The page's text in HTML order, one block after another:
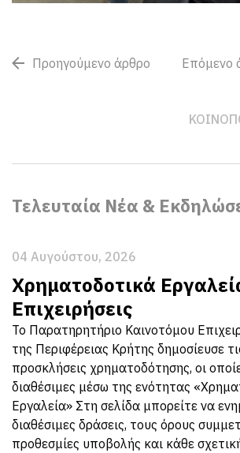
Προηγούμενο άρθρο Επόμενο
Τελευταία Νέα &
04 Αυγούστου, 2026
Χρηματοδοτικά
Επιχειρήσεις
Το Παρατηρητήριο Καινοτόμου
της Περιφέρειας Κρήτης δημοσίευσε
προσκλήσεις χρηματοδότησης, οι
διαθέσιμες μέσω της ενότητας
Εργαλεία» Στη σελίδα μπορείτε να
διαθέσιμες δράσεις, τους όρους
προθεσμίες υποβολής και κάθε